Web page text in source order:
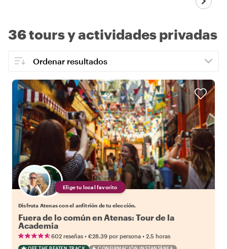
36 tours y actividades privadas
Elige tu local favorito
Disfruta Atenas con el anfitrión de tu elección.
Fuera de lo común en Atenas: Tour de la
Academia
602 reseñas • €28.39 por persona • 2.5 horas